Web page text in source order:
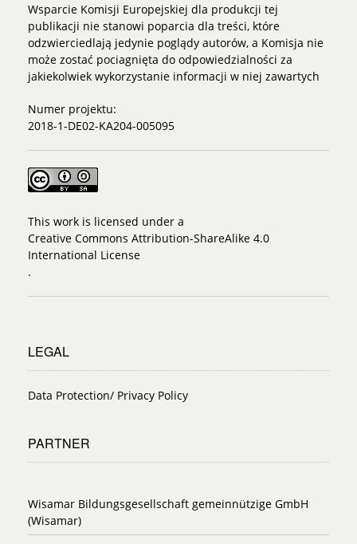
Wsparcie Komisji Europejskiej dla produkcji tej
publikacji nie stanowi poparcia dla treści, które
odzwierciedlają jedynie poglądy autorów, a Komisja nie
może zostać pociagnięta do odpowiedzialności za
jakiekolwiek wykorzystanie informacji w niej zawartych
Numer projektu:
2018-1-DE02-KA204-005095
This work is licensed under a
Creative Commons Attribution-ShareAlike 4.0
International License
.
LEGAL
Data Protection/ Privacy Policy
PARTNER
Wisamar Bildungsgesellschaft gemeinnützige GmbH
(Wisamar)